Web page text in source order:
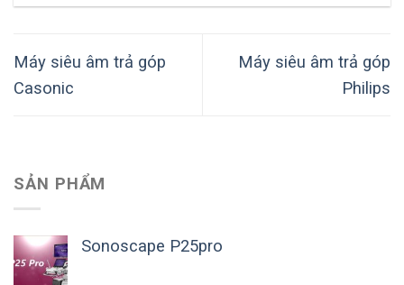
Máy siêu âm trả góp
Casonic
Máy siêu âm trả góp
Philips
SẢN PHẨM
Sonoscape P25pro